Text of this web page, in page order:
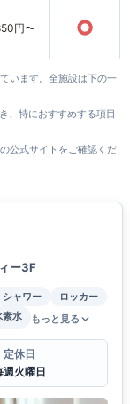
円〜 ○
います。全施設は下の一
、特におすすめする項目
公式サイトをご確認くだ
ー3F
シャワー
ロッカー
素水 もっと見る
定休日
週火曜日